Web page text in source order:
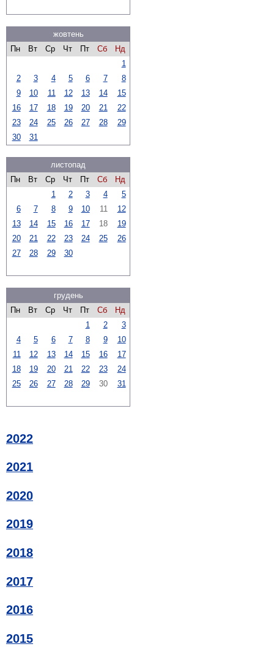
жовтень
Пн
Вт Ср Чт Пт Сб
Нд
1
2
3 4 5 6 7
8
9
10 11 12 13 14
15
16
17 18 19 20 21
22
23
24 25 26 27 28
29
30
31
листопад
Пн
Вт Ср Чт Пт Сб
Нд
1
2 3 4
5
6
7 8 9 10 11
12
13
14 15 16 17 18
19
20
21 22 23 24 25
26
27
28 29 30
грудень
Пн
Вт Ср Чт Пт Сб
Нд
1
2
3
4
5 6 7 8 9
10
11
12 13 14 15 16
17
18
19 20 21 22 23
24
25
26 27 28 29 30 31
2022
2021
2020
2019
2018
2017
2016
2015